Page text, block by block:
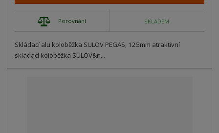
Porovnání SKLADEM
Skládací alu koloběžka SULOV PEGAS, 125mm atraktivní
skládací koloběžka SULOV&n...